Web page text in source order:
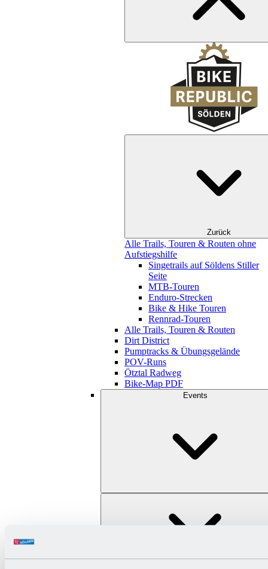
Zurück
Alle Trails, Touren & Routen ohne
Aufstiegshilfe
Singetrails auf Söldens Stiller
Seite
MTB-Touren
Enduro-Strecken
Bike & Hike Touren
Rennrad-Touren
Alle Trails, Touren & Routen
Dirt District
Pumptracks & Übungsgelände
POV-Runs
Ötztal Radweg
Bike-Map PDF
Events